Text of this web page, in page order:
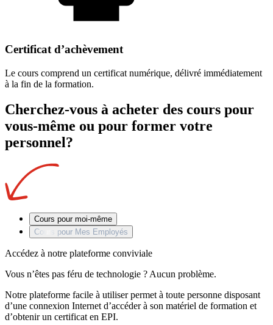
Certificat d’achèvement
Le cours comprend un certificat numérique, délivré immédiatement
à la fin de la formation.
Cherchez-vous à acheter des cours pour
vous-même ou pour former votre
personnel?
Cours pour moi-même
Cours pour Mes Employés
Accédez à notre plateforme conviviale
Vous n’êtes pas féru de technologie ? Aucun problème.
Notre plateforme facile à utiliser permet à toute personne disposant
d’une connexion Internet d’accéder à son matériel de formation et
d’obtenir un certificat en EPI.